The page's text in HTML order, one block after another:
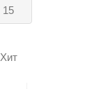
15
Хит